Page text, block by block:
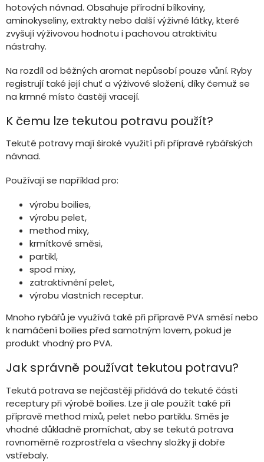
v
k
y
p
i
s
u
hotových návnad. Obsahuje přírodní bílkoviny,
aminokyseliny, extrakty nebo další výživné látky, které
zvyšují výživovou hodnotu i pachovou atraktivitu
nástrahy.
Na rozdíl od běžných aromat nepůsobí pouze vůní. Ryby
registrují také její chuť a výživové složení, díky čemuž se
na krmné místo častěji vracejí.
K čemu lze tekutou potravu použít?
Tekuté potravy mají široké využití při přípravě rybářských
návnad.
Používají se například pro:
výrobu boilies,
výrobu pelet,
method mixy,
krmítkové směsi,
partikl,
spod mixy,
zatraktivnění pelet,
výrobu vlastních receptur.
Mnoho rybářů je využívá také při přípravě PVA směsí nebo
k namáčení boilies před samotným lovem, pokud je
produkt vhodný pro PVA.
Jak správně používat tekutou potravu?
Tekutá potrava se nejčastěji přidává do tekuté části
receptury při výrobě boilies. Lze ji ale použít také při
přípravě method mixů, pelet nebo partiklu. Směs je
vhodné důkladně promíchat, aby se tekutá potrava
rovnoměrně rozprostřela a všechny složky ji dobře
vstřebaly.